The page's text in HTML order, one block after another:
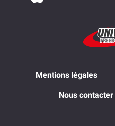
Mentions légales
Nous contacter